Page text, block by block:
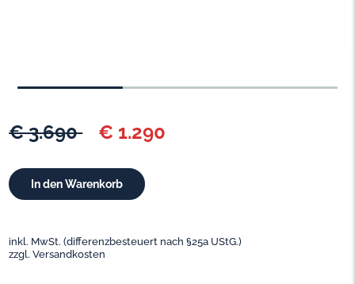
€ 3.690 € 1.290
inkl. MwSt. (differenzbesteuert nach §25a UStG.)
zzgl. Versandkosten